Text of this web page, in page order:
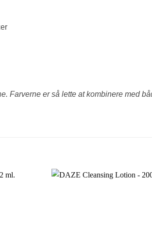
Farverne er så lette at kombinere med